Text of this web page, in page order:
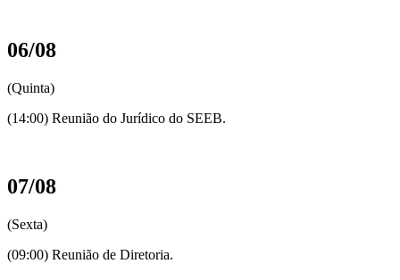
06/08
(Quinta)
(14:00) Reunião do Jurídico do SEEB.
07/08
(Sexta)
(09:00) Reunião de Diretoria.